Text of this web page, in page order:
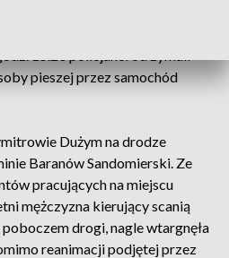
pieszej przez samochód
Dużym na drodze
Baranów Sandomierski. Ze
pracujących na miejscu
mężczyzna kierujący scanią
drogi, nagle wtargnęła
reanimacji podjętej przez